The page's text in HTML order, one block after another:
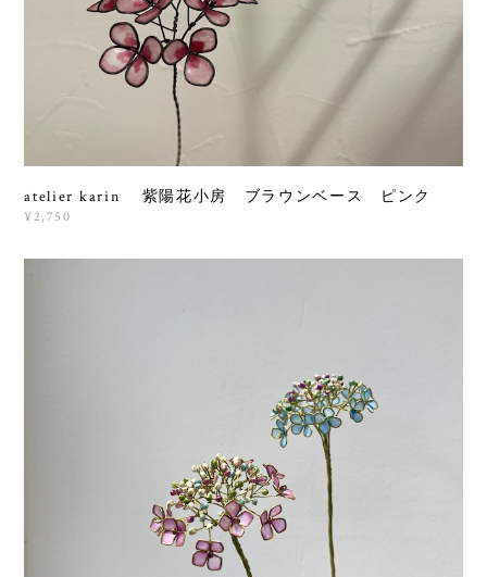
atelier karin 紫陽花小房 ブラウンベース ピンク
¥2,750